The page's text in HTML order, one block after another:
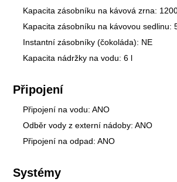
Kapacita zásobníku na kávová zrna:
Kapacita zásobníku na kávovou sedlinu:
Instantní zásobníky (čokoláda): NE
Kapacita nádržky na vodu: 6 l
Připojení
Připojení na vodu: ANO
Odběr vody z externí nádoby: ANO
Připojení na odpad: ANO
Systémy